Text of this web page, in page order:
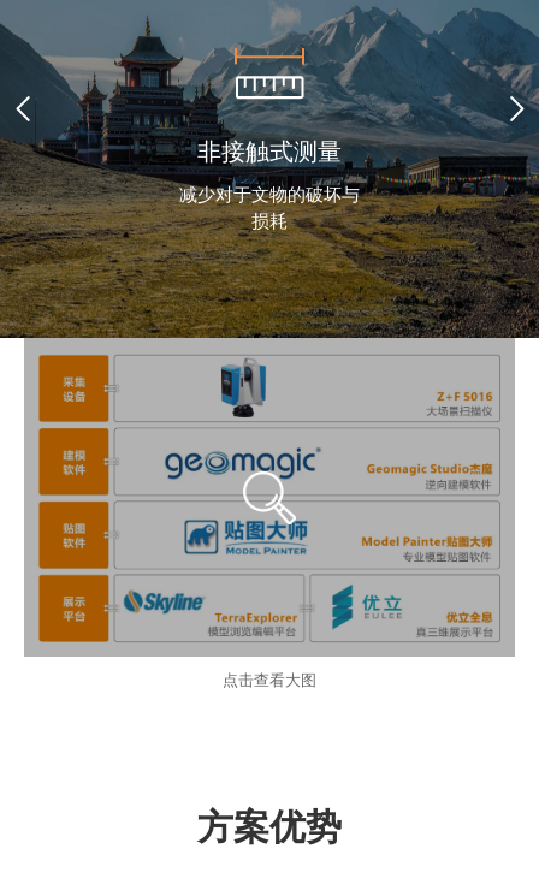
非接触式测量
减少对于文物的破坏与
损耗
点击查看大图
方案优势